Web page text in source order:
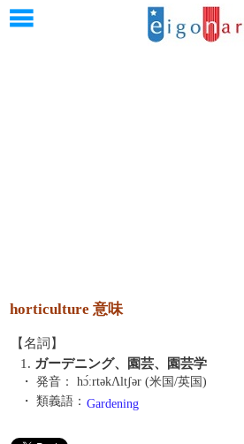
horticulture 意味
【名詞】
1. ガーデニング、園芸、園芸学
・ 発音：
hɔ́ːrtəkΛltʃər (米国/英国)
・ 類義語： Gardening